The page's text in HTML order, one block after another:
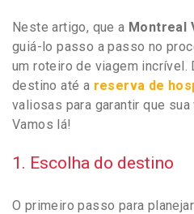
Neste artigo, que a Montreal
guiá-lo passo a passo no
um roteiro de viagem incrível.
destino até a reserva de
valiosas para garantir que sua
Vamos lá!
1. Escolha do destino
O primeiro passo para